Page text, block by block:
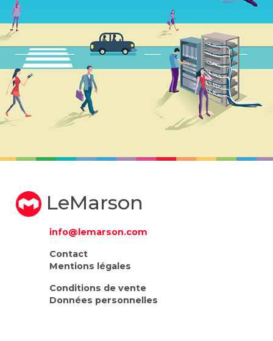
LeMarson
info@lemarson.com
Contact
Mentions légales
Conditions de vente
Données personnelles